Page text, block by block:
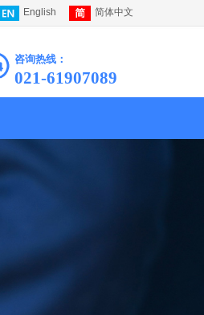
English 简体中文
咨询热线：
021-61907089